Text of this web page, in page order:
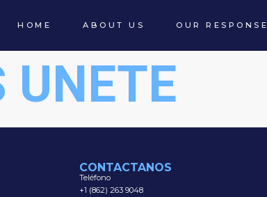
HOME ABOUT US OUR RESPONSE
CONTACTANOS
Teléfono
+1 (862) 263 9048